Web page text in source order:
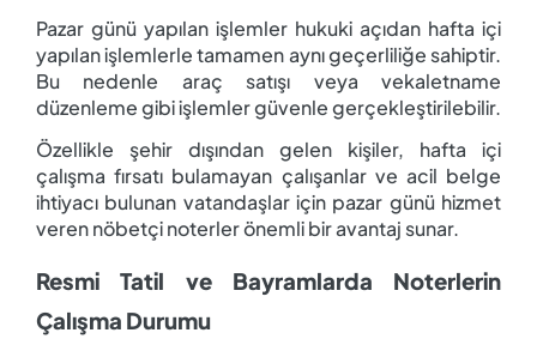
Pazar günü yapılan işlemler hukuki açıdan hafta içi
yapılan işlemlerle tamamen aynı geçerliliğe sahiptir.
Bu nedenle araç satışı veya vekaletname
düzenleme gibi işlemler güvenle gerçekleştirilebilir.
Özellikle şehir dışından gelen kişiler, hafta içi
çalışma fırsatı bulamayan çalışanlar ve acil belge
ihtiyacı bulunan vatandaşlar için pazar günü hizmet
veren nöbetçi noterler önemli bir avantaj sunar.
Resmi Tatil ve Bayramlarda Noterlerin
Çalışma Durumu